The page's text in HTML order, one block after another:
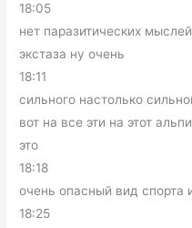
18:05
нет паразитических
экстаза ну очень
18:11
сильного настолько
вот на все эти на этот
это
18:18
очень опасный вид спорта
18:25